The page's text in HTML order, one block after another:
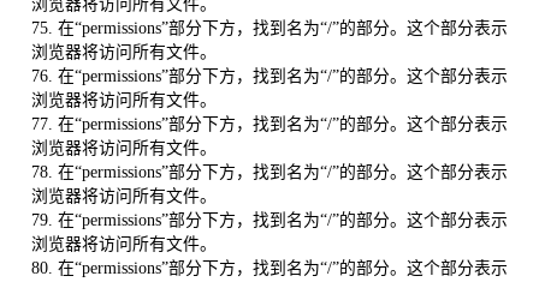
浏览器将访问所有文件。
75. 在“permissions”部分下方，找到名为“/”的部分。这个部分表示
浏览器将访问所有文件。
76. 在“permissions”部分下方，找到名为“/”的部分。这个部分表示
浏览器将访问所有文件。
77. 在“permissions”部分下方，找到名为“/”的部分。这个部分表示
浏览器将访问所有文件。
78. 在“permissions”部分下方，找到名为“/”的部分。这个部分表示
浏览器将访问所有文件。
79. 在“permissions”部分下方，找到名为“/”的部分。这个部分表示
浏览器将访问所有文件。
80. 在“permissions”部分下方，找到名为“/”的部分。这个部分表示